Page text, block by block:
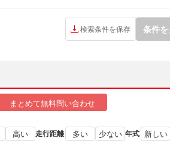
検索条件を保存 条件を
まとめて無料問い合わせ
高い 走行距離 多い 少ない 年式 新しい